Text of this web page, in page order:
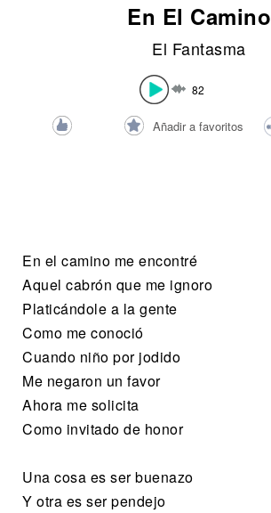
En El Camino
El Fantasma
82
Añadir a favoritos
En el camino me encontré
Aquel cabrón que me ignoro
Platicándole a la gente
Como me conoció
Cuando niño por jodido
Me negaron un favor
Ahora me solicita
Como invitado de honor
Una cosa es ser buenazo
Y otra es ser pendejo